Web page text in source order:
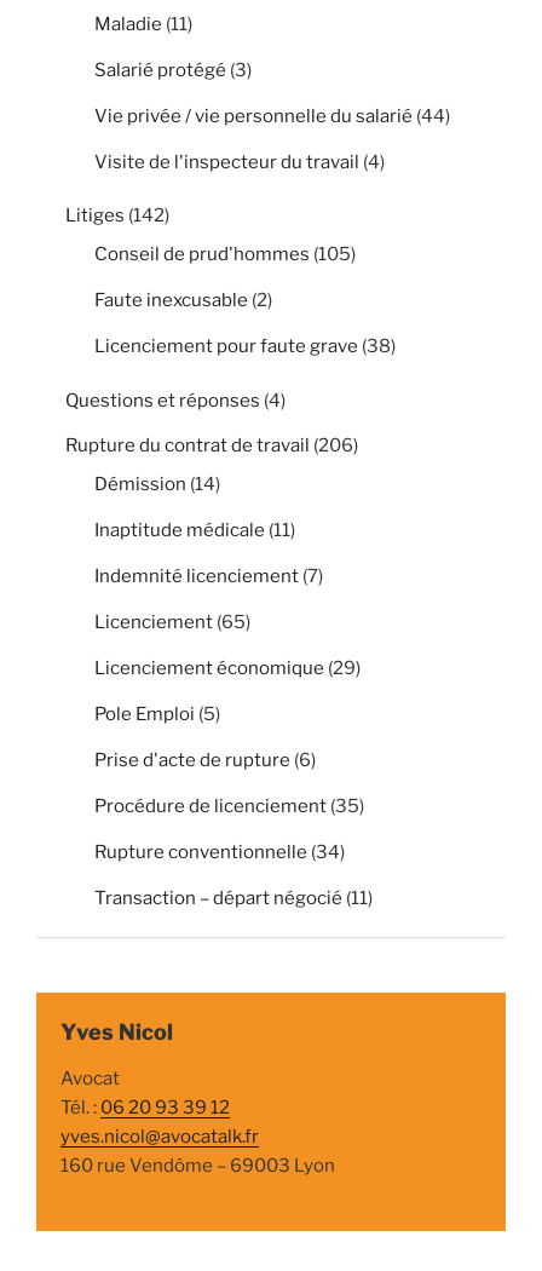
Maladie (11)
Salarié protégé (3)
Vie privée / vie personnelle du salarié (44)
Visite de l'inspecteur du travail (4)
Litiges (142)
Conseil de prud'hommes (105)
Faute inexcusable (2)
Licenciement pour faute grave (38)
Questions et réponses (4)
Rupture du contrat de travail (206)
Démission (14)
Inaptitude médicale (11)
Indemnité licenciement (7)
Licenciement (65)
Licenciement économique (29)
Pole Emploi (5)
Prise d'acte de rupture (6)
Procédure de licenciement (35)
Rupture conventionnelle (34)
Transaction – départ négocié (11)
Yves Nicol
Avocat
Tél. : 06 20 93 39 12
yves.nicol@avocatalk.fr
160 rue Vendôme – 69003 Lyon